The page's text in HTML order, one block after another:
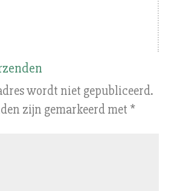
wordt niet gepubliceerd.
zijn gemarkeerd met *